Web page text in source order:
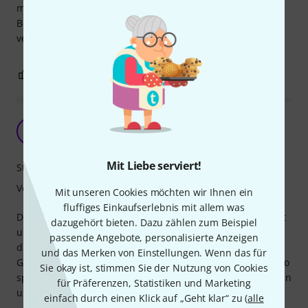
Mit Liebe serviert!
Mit unseren Cookies möchten wir Ihnen ein
fluffiges Einkaufserlebnis mit allem was
dazugehört bieten. Dazu zählen zum Beispiel
passende Angebote, personalisierte Anzeigen
und das Merken von Einstellungen. Wenn das für
Sie okay ist, stimmen Sie der Nutzung von Cookies
für Präferenzen, Statistiken und Marketing
einfach durch einen Klick auf „Geht klar“ zu (alle
man kleinere keyboards mit Reglern und Potis gut gegen
Beschädigungen in der Softtasche schützen. Zu Hause
verstaubt es weniger.
BEWERTUNG MELDEN
Perfekt wie immer
Der Decksaver kommt in gewohnt ausgezeichneter Qualität
und passt wie eine zweite Haut auf den Synth. Ich benutze
die Decksaver auf allen meinen Synths etc., da ich auf
Grund von Platzproblemen die Katzen nicht aus dem Studio
sperren kann. Alle Geräte sind hierdurch perfekt vor Haaren
und Staub geschützt.
Stabilität
Verarbeitung